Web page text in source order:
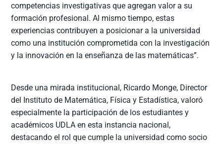
competencias investigativas que agregan valor a su
formación profesional. Al mismo tiempo, estas
experiencias contribuyen a posicionar a la universidad
como una institución comprometida con la investigación
y la innovación en la enseñanza de las matemáticas”.
Desde una mirada institucional, Ricardo Monge, Director
del Instituto de Matemática, Física y Estadística, valoró
especialmente la participación de los estudiantes y
académicos UDLA en esta instancia nacional,
destacando el rol que cumple la universidad como socio